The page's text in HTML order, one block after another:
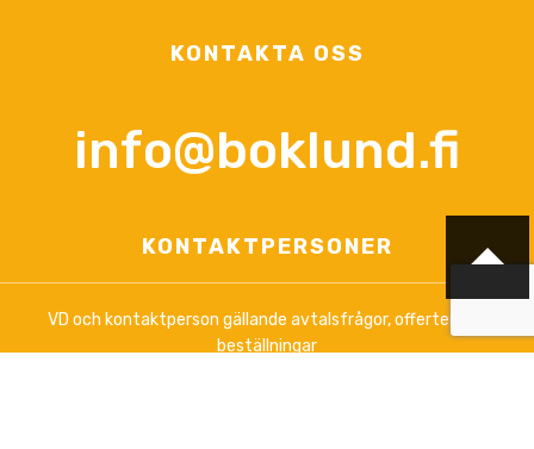
KONTAKTA OSS
info@boklund.fi
KONTAKTPERSONER
VD och kontaktperson gällande avtalsfrågor, offerter och
beställningar